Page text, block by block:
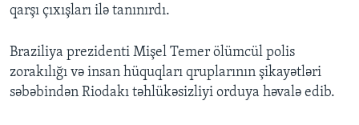
qarşı çıxışları ilə tanınırdı.
Braziliya prezidenti Mişel Temer ölümcül polis
zorakılığı və insan hüquqları qruplarının şikayətləri
səbəbindən Riodakı təhlükəsizliyi orduya həvalə edib.